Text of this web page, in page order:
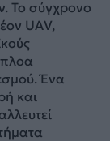
Το σύγχρονο
UAV,
Ένα
και